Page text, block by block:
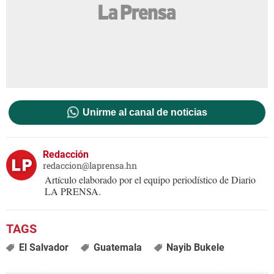
Unirme al canal de noticias
Redacción
redaccion@laprensa.hn
Artículo elaborado por el equipo periodístico de Diario
LA PRENSA.
El Salvador Guatemala Nayib Bukele